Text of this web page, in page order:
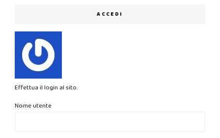
ACCEDI
Effettua il login al sito.
Nome utente